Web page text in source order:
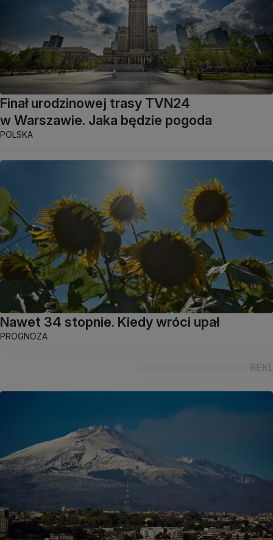
Finał urodzinowej trasy TVN24
w Warszawie. Jaka będzie pogoda
POLSKA
Nawet 34 stopnie. Kiedy wróci upał
PROGNOZA